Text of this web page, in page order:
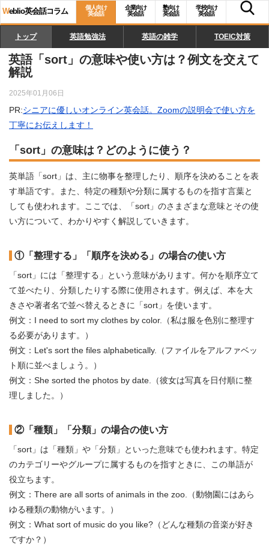
Weblio英会話コラム
個人向け
英会話
企業向け
英会話
塾向け
英会話
学校向け
英会話
トップ 英語勉強法 英語の雑学 TOEIC対策
英語「sort」の意味や使い方は？例文を交えて
解説
2025年01月06日
PR:シニアに優しいオンライン英会話。Zoomの説明会で使い方を
丁寧にお伝えします！
「sort」の意味は？どのように使う？
英単語「sort」は、主に物事を整理したり、順序を決めることを表
す単語です。また、特定の種類や分類に属するものを指す言葉と
しても使われます。ここでは、「sort」のさまざまな意味とその使
い方について、わかりやすく解説していきます。
①「整理する」「順序を決める」の場合の使い方
「sort」には「整理する」という意味があります。何かを順序立て
て並べたり、分類したりする際に使用されます。例えば、本を大
きさや著者名で並べ替えるときに「sort」を使います。
例文：I need to sort my clothes by color.（私は服を色別に整理す
る必要があります。）
例文：Let's sort the files alphabetically.（ファイルをアルファベッ
ト順に並べましょう。）
例文：She sorted the photos by date.（彼女は写真を日付順に整
理しました。）
②「種類」「分類」の場合の使い方
「sort」は「種類」や「分類」といった意味でも使われます。特定
のカテゴリーやグループに属するものを指すときに、この単語が
役立ちます。
例文：There are all sorts of animals in the zoo.（動物園にはあら
ゆる種類の動物がいます。）
例文：What sort of music do you like?（どんな種類の音楽が好き
ですか？）